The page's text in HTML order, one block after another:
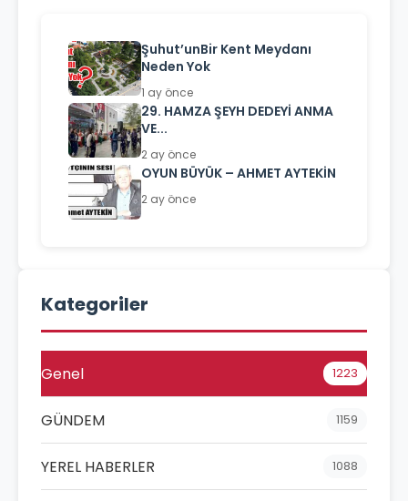
Şuhut’unBir Kent Meydanı
Neden Yok
1 ay önce
29. HAMZA ŞEYH DEDEYİ ANMA
VE...
2 ay önce
OYUN BÜYÜK – AHMET AYTEKİN
2 ay önce
Kategoriler
Genel 1223
GÜNDEM 1159
YEREL HABERLER 1088